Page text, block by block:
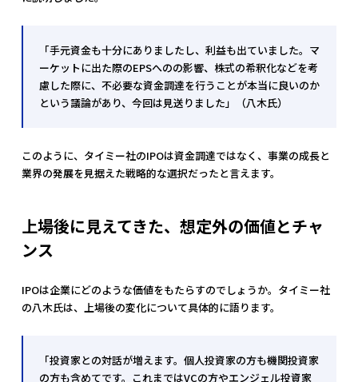
「手元資金も十分にありましたし、利益も出ていました。マ
ーケットに出た際のEPSへのの影響、株式の希釈化などを考
慮した際に、不必要な資金調達を行うことが本当に良いのか
という議論があり、今回は見送りました」（八木氏）
このように、タイミー社のIPOは資金調達ではなく、事業の成長と
業界の発展を見据えた戦略的な選択だったと言えます。
上場後に見えてきた、想定外の価値とチャ
ンス
IPOは企業にどのような価値をもたらすのでしょうか。タイミー社
の八木氏は、上場後の変化について具体的に語ります。
「投資家との対話が増えます。個人投資家の方も機関投資家
の方も含めてです。これまではVCの方やエンジェル投資家